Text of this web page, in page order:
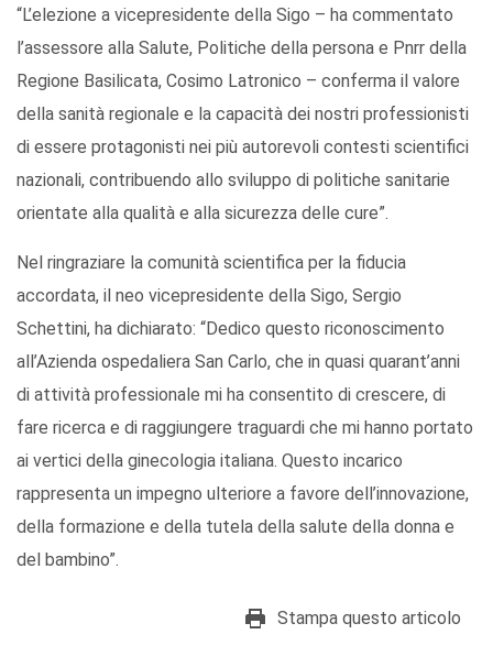
“L’elezione a vicepresidente della Sigo – ha commentato
l’assessore alla Salute, Politiche della persona e Pnrr della
Regione Basilicata, Cosimo Latronico – conferma il valore
della sanità regionale e la capacità dei nostri professionisti
di essere protagonisti nei più autorevoli contesti scientifici
nazionali, contribuendo allo sviluppo di politiche sanitarie
orientate alla qualità e alla sicurezza delle cure”.
Nel ringraziare la comunità scientifica per la fiducia
accordata, il neo vicepresidente della Sigo, Sergio
Schettini, ha dichiarato: “Dedico questo riconoscimento
all’Azienda ospedaliera San Carlo, che in quasi quarant’anni
di attività professionale mi ha consentito di crescere, di
fare ricerca e di raggiungere traguardi che mi hanno portato
ai vertici della ginecologia italiana. Questo incarico
rappresenta un impegno ulteriore a favore dell’innovazione,
della formazione e della tutela della salute della donna e
del bambino”.
Stampa questo articolo